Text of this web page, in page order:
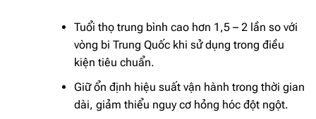
Tuổi thọ trung bình cao hơn 1,5 – 2 lần so với
vòng bi Trung Quốc khi sử dụng trong điều
kiện tiêu chuẩn.
Giữ ổn định hiệu suất vận hành trong thời gian
dài, giảm thiểu nguy cơ hỏng hóc đột ngột.